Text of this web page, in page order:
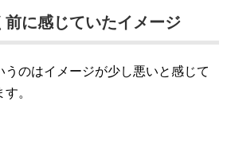
前に感じていたイメージ
うのはイメージが少し悪いと感じて
。